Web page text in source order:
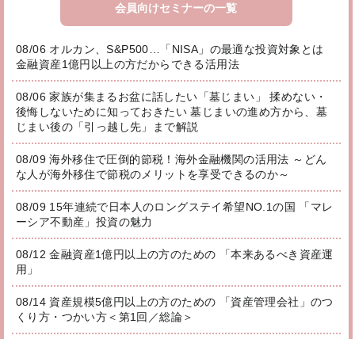
会員向けセミナーの一覧
08/06 オルカン、S&P500…「NISA」の最適な投資対象とは
金融資産1億円以上の方だからできる活用法
08/06 家族が集まるお盆に話したい「墓じまい」 揉めない・
後悔しないために知っておきたい 墓じまいの進め方から、墓
じまい後の「引っ越し先」まで解説
08/09 海外移住で圧倒的節税！海外金融機関の活用法 ～どん
な人が海外移住で節税のメリットを享受できるのか～
08/09 15年連続で日本人のロングステイ希望NO.1の国 「マレ
ーシア不動産」投資の魅力
08/12 金融資産1億円以上の方のための 「本来あるべき資産運
用」
08/14 資産規模5億円以上の方のための 「資産管理会社」のつ
くり方・つかい方＜第1回／総論＞